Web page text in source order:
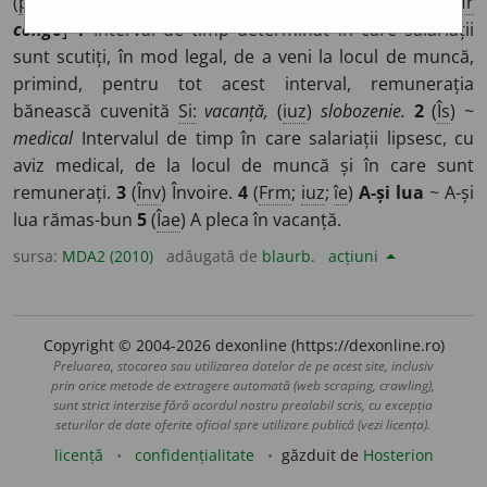
congé]1Interval de timp determinat în care salariații
sunt scutiți, în mod legal, de a veni la locul de muncă,
primind, pentru tot acest interval, remunerația
bănească cuvenită Si: vacanță, (iuz) slobozenie. 2(Îs) ~
medicalIntervalul de timp în care salariații lipsesc, cu
aviz medical, de la locul de muncă și în care sunt
remunerați. 3(Înv) Învoire. 4(Frm; iuz;îe)A-și lua ~ A-și
lua rămas-bun 5(Îae) A pleca în vacanță.
sursa: MDA2 (2010) adăugată de blaurb. acțiuni
Copyright © 2004-2026 dexonline (https://dexonline.ro)
Preluarea, stocarea sau utilizarea datelor de pe acest site, inclusiv
prin orice metode de extragere automată (web scraping, crawling),
sunt strict interzise fără acordul nostru prealabil scris, cu excepția
seturilor de date oferite oficial spre utilizare publică (vezi licența).
licență confidențialitate găzduit de Hosterion